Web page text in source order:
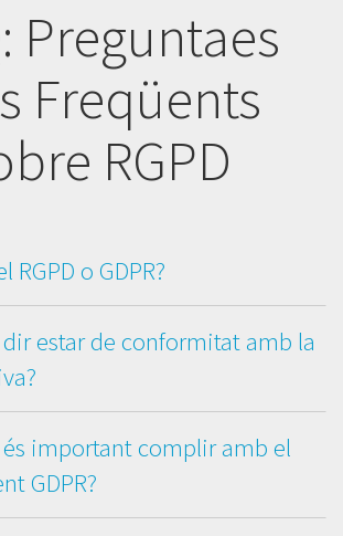
Preguntaes
Freqüents
RGPD
RGPD o GDPR?
estar de conformitat amb la
és important complir amb el
GDPR?